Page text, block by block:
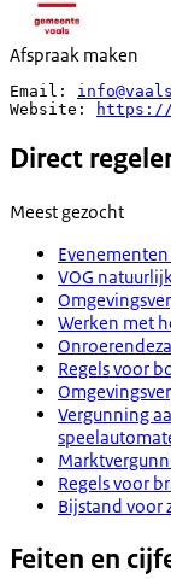
Afspraak maken
Email:
Website:
https://
Direct
Meest gezocht
VOG
Werken met
Regels voor
Vergunning
Regels voor
Bijstand voor
Feiten en